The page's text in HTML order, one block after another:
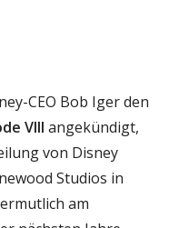
CEO Bob Iger den
VIII angekündigt,
von Disney
Studios in
am